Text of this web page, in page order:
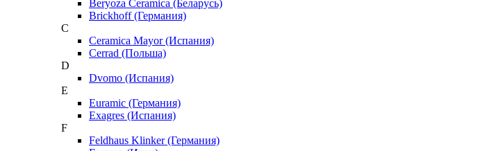
Beryoza Ceramica (Беларусь)
Brickhoff (Германия)
C
Ceramica Mayor (Испания)
Cerrad (Польша)
D
Dvomo (Испания)
E
Euramic (Германия)
Exagres (Испания)
F
Feldhaus Klinker (Германия)